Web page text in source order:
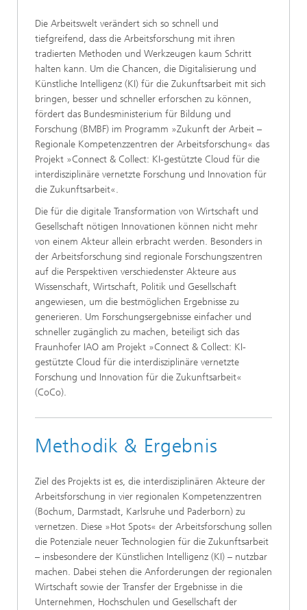
Die Arbeitswelt verändert sich so schnell und
tiefgreifend, dass die Arbeitsforschung mit ihren
tradierten Methoden und Werkzeugen kaum Schritt
halten kann. Um die Chancen, die Digitalisierung und
Künstliche Intelligenz (KI) für die Zukunftsarbeit mit sich
bringen, besser und schneller erforschen zu können,
fördert das Bundesministerium für Bildung und
Forschung (BMBF) im Programm »Zukunft der Arbeit –
Regionale Kompetenzzentren der Arbeitsforschung« das
Projekt »Connect & Collect: KI-gestützte Cloud für die
interdisziplinäre vernetzte Forschung und Innovation für
die Zukunftsarbeit«.
Die für die digitale Transformation von Wirtschaft und
Gesellschaft nötigen Innovationen können nicht mehr
von einem Akteur allein erbracht werden. Besonders in
der Arbeitsforschung sind regionale Forschungszentren
auf die Perspektiven verschiedenster Akteure aus
Wissenschaft, Wirtschaft, Politik und Gesellschaft
angewiesen, um die bestmöglichen Ergebnisse zu
generieren. Um Forschungsergebnisse einfacher und
schneller zugänglich zu machen, beteiligt sich das
Fraunhofer IAO am Projekt »Connect & Collect: KI-
gestützte Cloud für die interdisziplinäre vernetzte
Forschung und Innovation für die Zukunftsarbeit«
(CoCo).
Methodik & Ergebnis
Ziel des Projekts ist es, die interdisziplinären Akteure der
Arbeitsforschung in vier regionalen Kompetenzzentren
(Bochum, Darmstadt, Karlsruhe und Paderborn) zu
vernetzen. Diese »Hot Spots« der Arbeitsforschung sollen
die Potenziale neuer Technologien für die Zukunftsarbeit
– insbesondere der Künstlichen Intelligenz (KI) – nutzbar
machen. Dabei stehen die Anforderungen der regionalen
Wirtschaft sowie der Transfer der Ergebnisse in die
Unternehmen, Hochschulen und Gesellschaft der